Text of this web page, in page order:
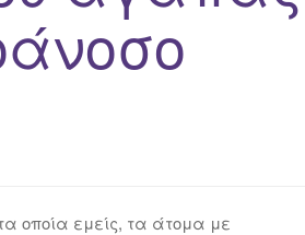
οποία εμείς, τα άτομα με